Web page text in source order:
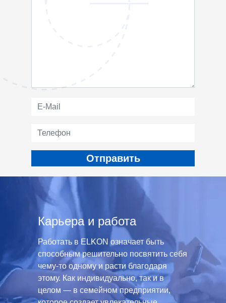
Карьера и работа
Работать в ELKON означает быть
способным решительно посвятить себя
чему-то одному и расти благодаря
этому. Как индивидуально, так и в
целом — в семейном предприятии,